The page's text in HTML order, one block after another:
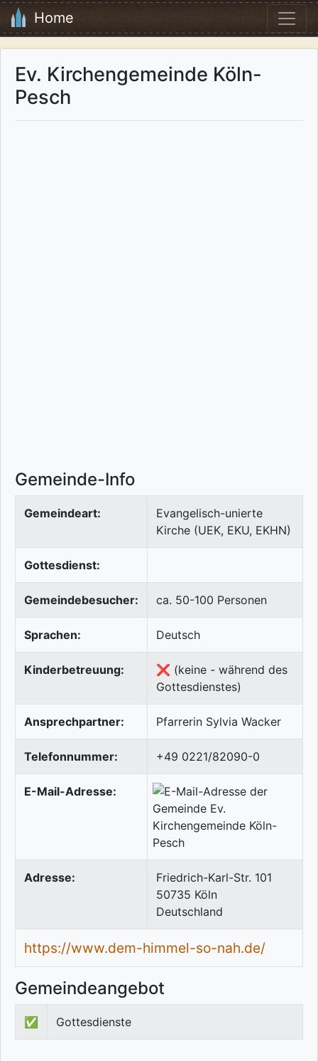
Home
Ev. Kirchengemeinde Köln-
Pesch
Gemeinde-Info
Gemeindeart:
Evangelisch-unierte
Kirche (UEK, EKU, EKHN)
Gottesdienst:
Gemeindebesucher: ca. 50-100 Personen
Sprachen: Deutsch
Kinderbetreuung:
❌ (keine - während des
Gottesdienstes)
Ansprechpartner: Pfarrerin Sylvia Wacker
Telefonnummer: +49 0221/82090-0
E-Mail-Adresse:
Adresse:
Friedrich-Karl-Str. 101
50735 Köln
Deutschland
https://www.dem-himmel-so-nah.de/
Gemeindeangebot
✅ Gottesdienste